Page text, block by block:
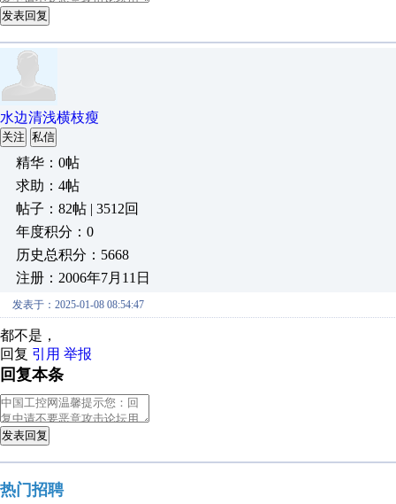
发表回复
水边清浅横枝瘦
关注 私信
精华：0帖
求助：4帖
帖子：82帖 | 3512回
年度积分：0
历史总积分：5668
注册：2006年7月11日
发表于：2025-01-08 08:54:47
都不是，
回复 引用 举报
回复本条
发表回复
热门招聘